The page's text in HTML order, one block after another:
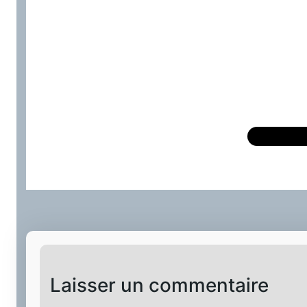
Laisser un commentaire